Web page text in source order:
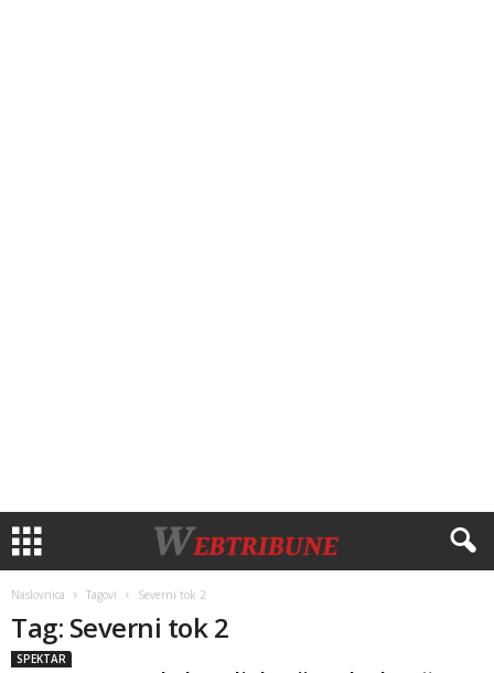
Naslovnica Tagovi Severni tok 2
Tag: Severni tok 2
SPEKTAR